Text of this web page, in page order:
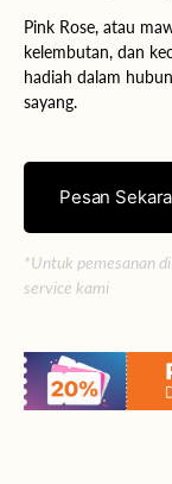
Pink Rose, atau
kelembutan, dan
hadiah dalam
sayang.
Pesan
*Untuk pemesanan
service kami